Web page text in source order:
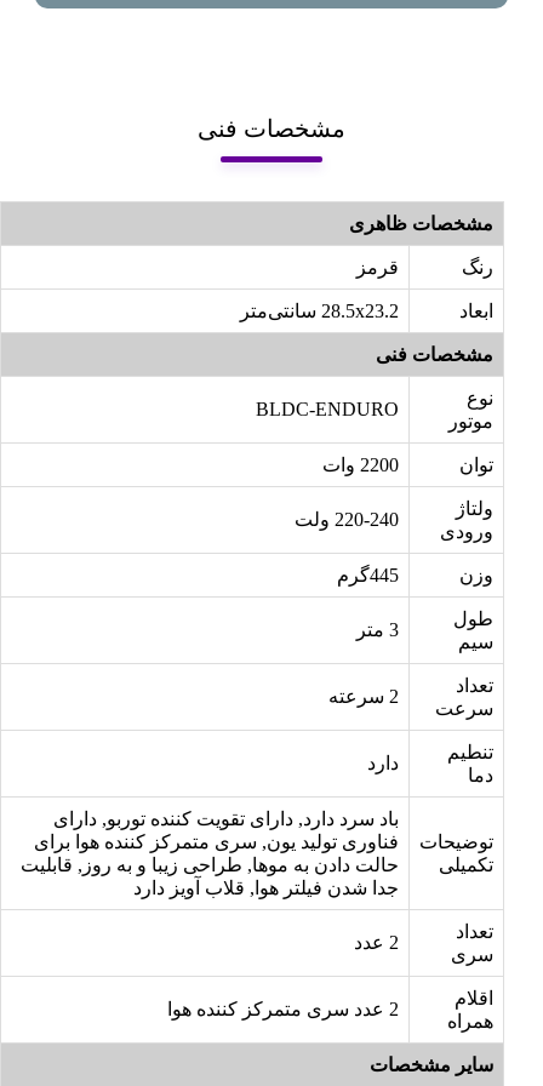
مشخصات فنی
مشخصات ظاهری
رنگ قرمز
ابعاد 28.5x23.2 سانتی‌متر
مشخصات فنی
نوع
موتور
BLDC-ENDURO
توان 2200 وات
ولتاژ
ورودی
220-240 ولت
وزن 445گرم
طول
سیم
تعداد
سرعت
تنطیم
دما
دارد
توضیحات
تکمیلی
باد سرد دارد, دارای تقویت کننده توربو, دارای
فناوری تولید یون, سری متمرکز کننده هوا برای
حالت دادن به موها, طراحی زیبا و به روز, قابلیت
جدا شدن فیلتر هوا, قلاب آویز دارد
تعداد
سری
اقلام
همراه
سایر مشخصات